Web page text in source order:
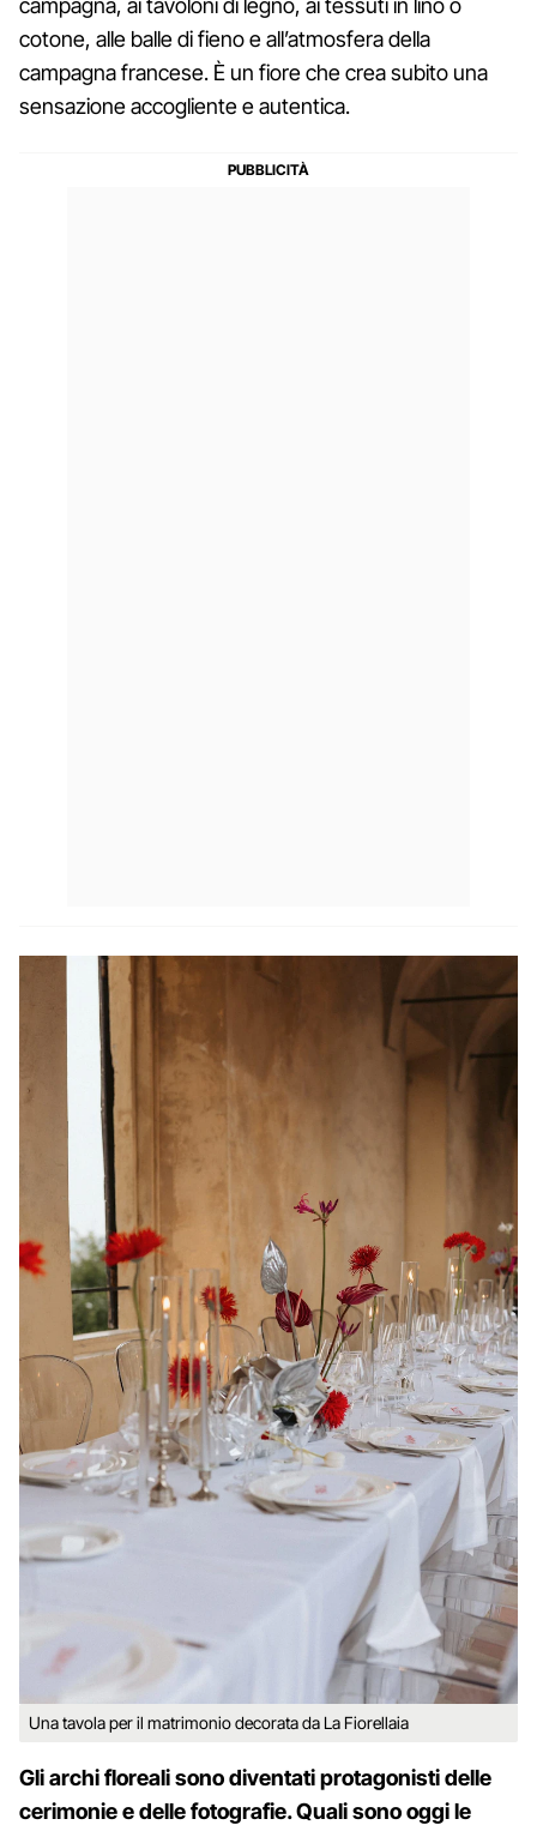
campagna, ai tavoloni di legno, ai tessuti in lino o
cotone, alle balle di fieno e all’atmosfera della
campagna francese. È un fiore che crea subito una
sensazione accogliente e autentica.
Una tavola per il matrimonio decorata da La Fiorellaia
Gli archi floreali sono diventati protagonisti delle
cerimonie e delle fotografie. Quali sono oggi le